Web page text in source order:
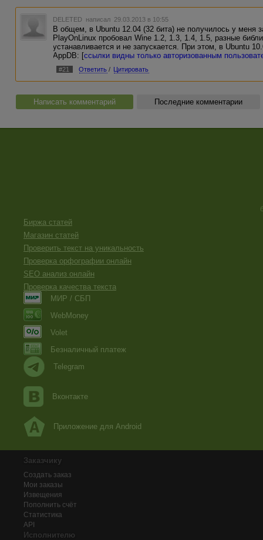
DELETED написал 29.03.2013 в 10:55
В общем, в Ubuntu 12.04 (32 бита) не получилось у меня
PlayOnLinux пробовал Wine 1.2, 1.3, 1.4, 1.5, разные
устанавливается и не запускается. При этом, в Ubuntu
AppDB: [ссылки видны только авторизованным
#21 Ответить / Цитировать
Написать комментарий Последние комментарии
Биржа статей
Магазин статей
Проверить текст на уникальность
Проверка орфографии онлайн
SEO анализ онлайн
Проверка качества текста
МИР / СБП
WebMoney
Volet
Безналичный платеж
Telegram
Вконтакте
Приложение для Android
Заказчику
Создать заказ
Мои заказы
Извещения
Пополнить счёт
Статистика
API
Исполнителю